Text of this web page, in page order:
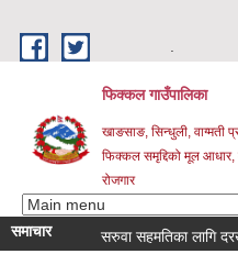
फिक्कल गाउँपालिका
खाङसाङ, सिन्धुली, वाग्मती
फिक्कल समृद्दिको मूल आधार,
रोजगार
समाचार सरुवा सहमतिका लागि दरखास्त